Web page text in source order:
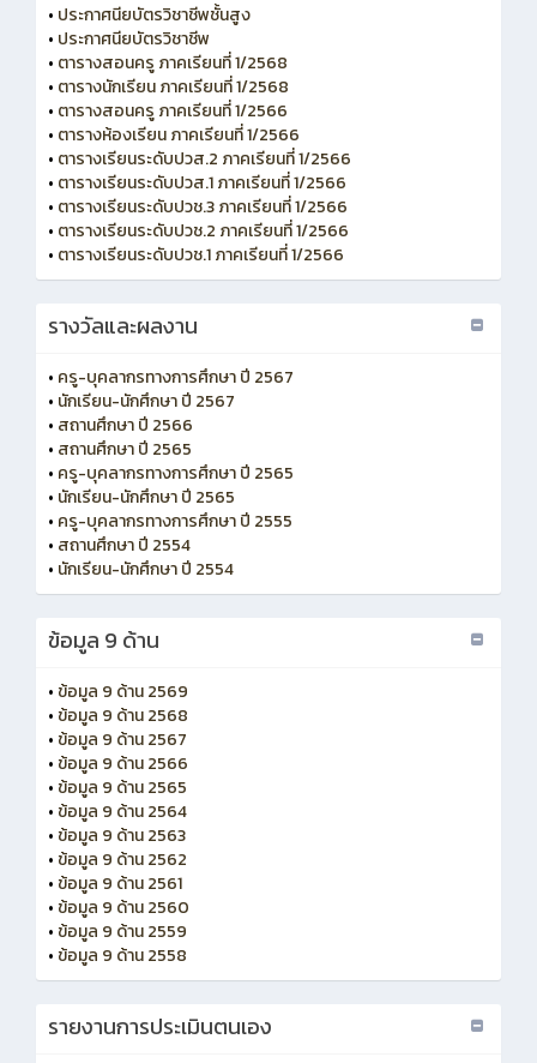
• ประกาศนียบัตรวิชาชีพชั้นสูง
• ประกาศนียบัตรวิชาชีพ
• ตารางสอนครู ภาคเรียนที่ 1/2568
• ตารางนักเรียน ภาคเรียนที่ 1/2568
• ตารางสอนครู ภาคเรียนที่ 1/2566
• ตารางห้องเรียน ภาคเรียนที่ 1/2566
• ตารางเรียนระดับปวส.2 ภาคเรียนที่ 1/2566
• ตารางเรียนระดับปวส.1 ภาคเรียนที่ 1/2566
• ตารางเรียนระดับปวช.3 ภาคเรียนที่ 1/2566
• ตารางเรียนระดับปวช.2 ภาคเรียนที่ 1/2566
• ตารางเรียนระดับปวช.1 ภาคเรียนที่ 1/2566
รางวัลและผลงาน
• ครู-บุคลากรทางการศึกษา ปี 2567
• นักเรียน-นักศึกษา ปี 2567
• สถานศึกษา ปี 2566
• สถานศึกษา ปี 2565
• ครู-บุคลากรทางการศึกษา ปี 2565
• นักเรียน-นักศึกษา ปี 2565
• ครู-บุคลากรทางการศึกษา ปี 2555
• สถานศึกษา ปี 2554
• นักเรียน-นักศึกษา ปี 2554
ข้อมูล 9 ด้าน
• ข้อมูล 9 ด้าน 2569
• ข้อมูล 9 ด้าน 2568
• ข้อมูล 9 ด้าน 2567
• ข้อมูล 9 ด้าน 2566
• ข้อมูล 9 ด้าน 2565
• ข้อมูล 9 ด้าน 2564
• ข้อมูล 9 ด้าน 2563
• ข้อมูล 9 ด้าน 2562
• ข้อมูล 9 ด้าน 2561
• ข้อมูล 9 ด้าน 2560
• ข้อมูล 9 ด้าน 2559
• ข้อมูล 9 ด้าน 2558
รายงานการประเมินตนเอง